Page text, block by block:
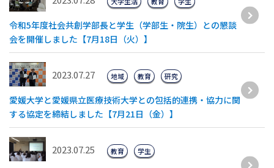
令和5年度社会共創学部長と学生（学部生・院生）との懇談
会を開催しました【7月18日（火）】
2023.07.27
愛媛大学と愛媛県立医療技術大学との包括的連携・協力に関
する協定を締結しました【7月21日（金）】
地域 教育 研究
2023.07.25 教育 学生